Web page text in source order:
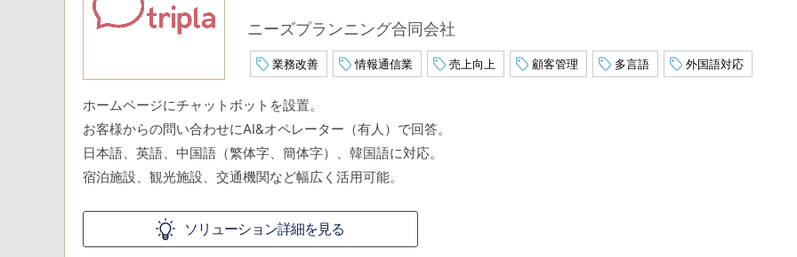
ニーズプランニング合同会社
業務改善 情報通信業 売上向上 顧客管理 多言語 外国語対応
ホームページにチャットボットを設置。
お客様からの問い合わせにAI&オペレーター（有人）で回答。
日本語、英語、中国語（繁体字、簡体字）、韓国語に対応。
宿泊施設、観光施設、交通機関など幅広く活用可能。
ソリューション詳細を見る